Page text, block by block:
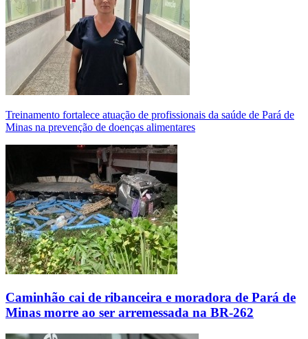
Treinamento fortalece atuação de profissionais da saúde de Pará de
Minas na prevenção de doenças alimentares
Caminhão cai de ribanceira e moradora de Pará de
Minas morre ao ser arremessada na BR-262